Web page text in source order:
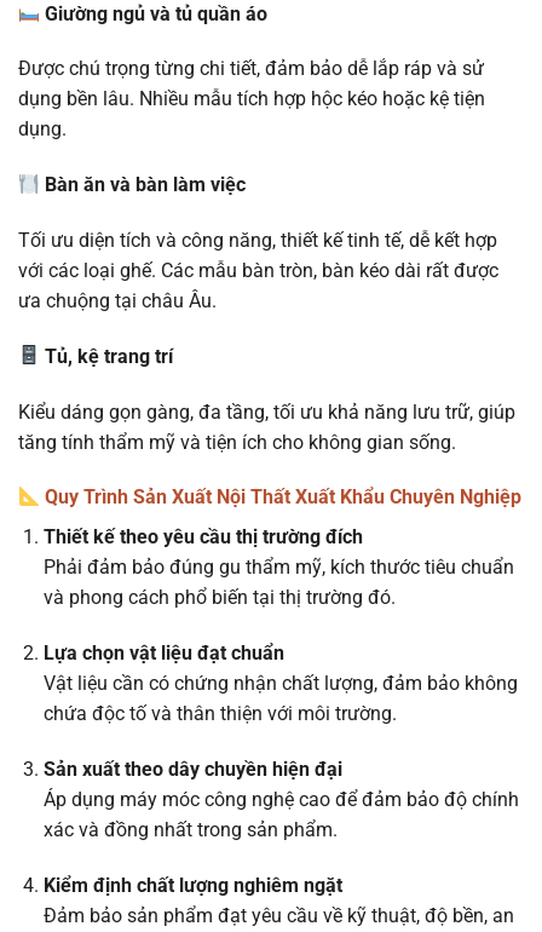
Giường ngủ và tủ quần áo
Được chú trọng từng chi tiết, đảm bảo dễ lắp ráp và sử
dụng bền lâu. Nhiều mẫu tích hợp hộc kéo hoặc kệ tiện
dụng.
Bàn ăn và bàn làm việc
Tối ưu diện tích và công năng, thiết kế tinh tế, dễ kết hợp
với các loại ghế. Các mẫu bàn tròn, bàn kéo dài rất được
ưa chuộng tại châu Âu.
Tủ, kệ trang trí
Kiểu dáng gọn gàng, đa tầng, tối ưu khả năng lưu trữ, giúp
tăng tính thẩm mỹ và tiện ích cho không gian sống.
Quy Trình Sản Xuất Nội Thất Xuất Khẩu Chuyên Nghiệp
Thiết kế theo yêu cầu thị trường đích
Phải đảm bảo đúng gu thẩm mỹ, kích thước tiêu chuẩn
và phong cách phổ biến tại thị trường đó.
Lựa chọn vật liệu đạt chuẩn
Vật liệu cần có chứng nhận chất lượng, đảm bảo không
chứa độc tố và thân thiện với môi trường.
Sản xuất theo dây chuyền hiện đại
Áp dụng máy móc công nghệ cao để đảm bảo độ chính
xác và đồng nhất trong sản phẩm.
Kiểm định chất lượng nghiêm ngặt
Đảm bảo sản phẩm đạt yêu cầu về kỹ thuật, độ bền, an